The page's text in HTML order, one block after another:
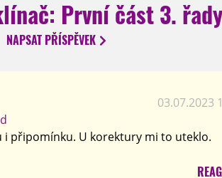
První část 3. řady
NAPSAT PŘÍSPĚVEK
03.07.2023
i připomínku. U korektury mi to uteklo.